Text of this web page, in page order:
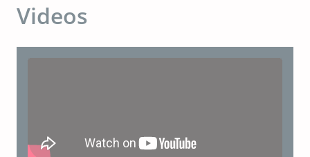
Videos